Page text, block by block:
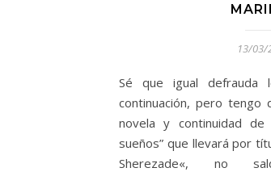
13/03/
Sé que igual
continuación, pero tengo
novela y continuidad de
sueños” que llevará por
Sherezade«, no